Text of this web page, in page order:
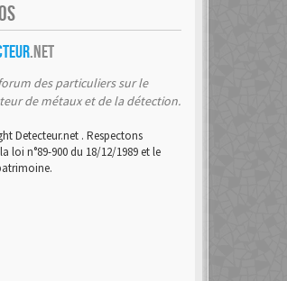
.net
des particuliers sur le
de métaux et de la détection.
Detecteur.net . Respectons
loi n°89-900 du 18/12/1989 et le